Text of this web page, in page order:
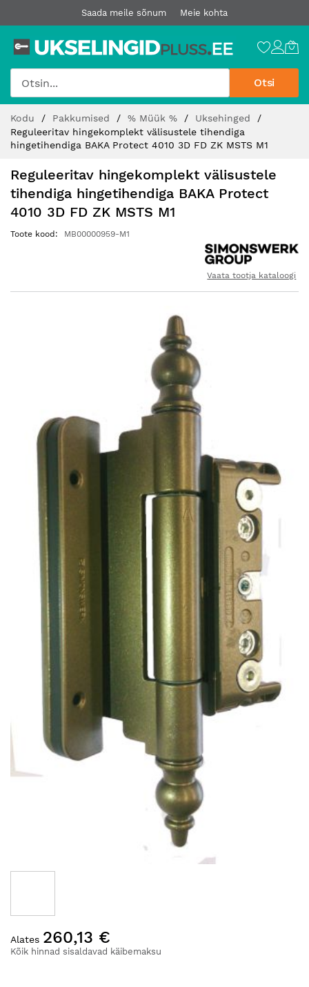
Saada meile sõnum Meie kohta
Otsi
sisu
juurde
Kodu Pakkumised % Müük %
Uksehinged
Reguleeritav hingekomplekt välisustele tihendiga
hingetihendiga BAKA Protect 4010 3D FD ZK MSTS M1
Reguleeritav hingekomplekt välisustele
tihendiga hingetihendiga BAKA Protect
4010 3D FD ZK MSTS M1
Toote kood MB00000959-M1
Vaata tootja kataloogi
pildigalerii
algusesse
Kõik hinnad sisaldavad käibemaksu
Alates 260,13 €